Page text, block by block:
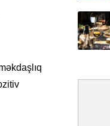
Yeni